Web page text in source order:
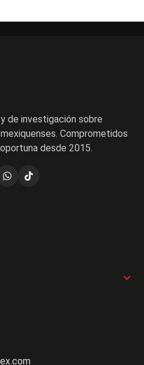
de investigación sobre
Comprometidos
desde 2015.